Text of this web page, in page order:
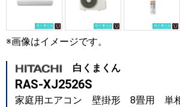
※画像はイメージです。
白くまくん
RAS-XJ2526S
家庭用エアコン 壁掛形 8畳用 単